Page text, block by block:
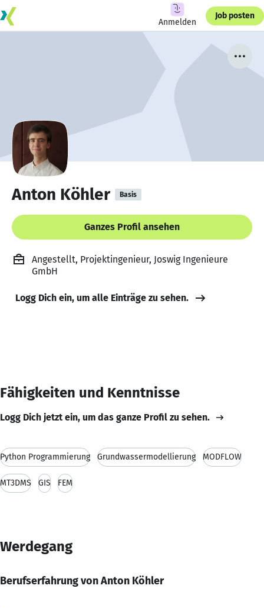
Anmelden
Job posten
Anton Köhler Basis
Ganzes Profil ansehen
Angestellt, Projektingenieur, Joswig Ingenieure
GmbH
Logg Dich ein, um alle Einträge zu sehen.
Fähigkeiten und Kenntnisse
Logg Dich jetzt ein, um das ganze Profil zu sehen.
Python Programmierung Grundwassermodellierung MODFLOW
MT3DMS GIS FEM
Werdegang
Berufserfahrung von Anton Köhler